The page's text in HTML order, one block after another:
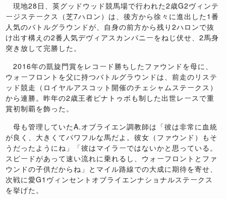
現地28日、英グッドウッド競馬場で行われた2歳G2ヴィンテ
ージステークス（芝7ハロン）は、後方から徐々に進出した1番
人気のバトルグラウンドが、自身の前方から残り2ハロンで抜
け出す構えの2番人気デヴィアスカンパニーをねじ伏せ、2馬身
突き放して完勝した。
2016年の凱旋門賞をレコード勝ちしたファウンドを母に、
ウォーフロントを父に持つバトルグラウンドは、前走のリステ
ッド競走（ロイヤルアスコット開催のチェシャムステークス）
から連勝。昨年の2歳王者ピナトゥボも制した出世レースで重
賞初制覇を飾った。
母も管理していたA.オブライエン調教師は「彼は非常に血統
が良く、大きくてパワフルな馬だよ。彼女（ファウンド）もそ
うだったようにね」「彼はマイラーではないかと思っている。
スピードがあって速い流れに乗れるし、ウォーフロントとファ
ウンドの子供だからね」とマイル路線での大成に期待を寄せ、
次戦に愛G1ヴィンセントオブライエンナショナルステークス
を挙げた。